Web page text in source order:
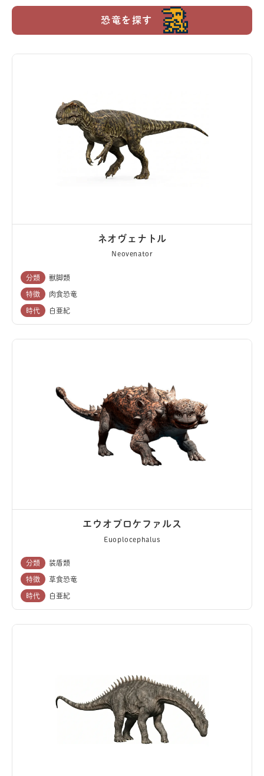
恐竜を探す
ネオヴェナトル
Neovenator
分類 獣脚類
特徴 肉食恐竜
時代 白亜紀
エウオプロケファルス
Euoplocephalus
分類 装盾類
特徴 草食恐竜
時代 白亜紀